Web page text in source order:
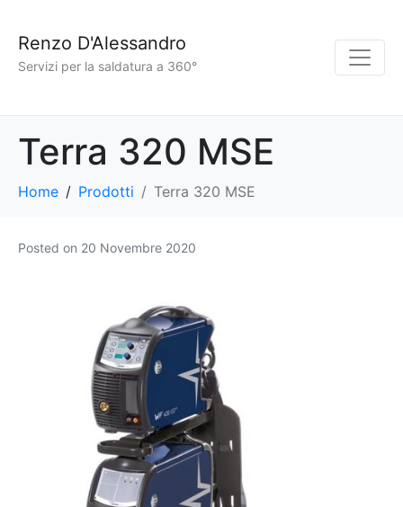
Renzo D'Alessandro
Servizi per la saldatura a 360°
Terra 320 MSE
Home Prodotti Terra 320 MSE
Posted on 20 Novembre 2020